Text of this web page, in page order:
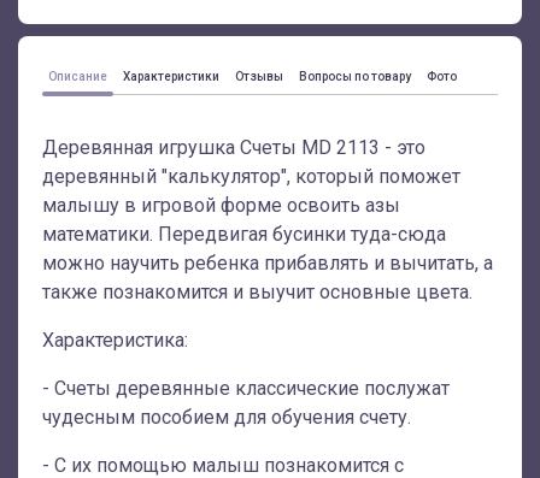
Описание Характеристики Отзывы Вопросы по товару Фото
Деревянная игрушка Счеты MD 2113 - это
деревянный "калькулятор", который поможет
малышу в игровой форме освоить азы
математики. Передвигая бусинки туда-сюда
можно научить ребенка прибавлять и вычитать, а
также познакомится и выучит основные цвета.
Характеристика:
- Счеты деревянные классические послужат
чудесным пособием для обучения счету.
- С их помощью малыш познакомится с